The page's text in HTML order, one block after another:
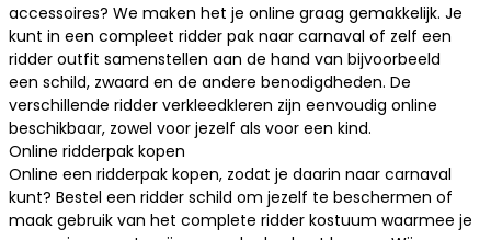
accessoires? We maken het je online graag gemakkelijk. Je
kunt in een compleet ridder pak naar carnaval of zelf een
ridder outfit samenstellen aan de hand van bijvoorbeeld
een schild, zwaard en de andere benodigdheden. De
verschillende ridder verkleedkleren zijn eenvoudig online
beschikbaar, zowel voor jezelf als voor een kind.
Online ridderpak kopen
Online een ridderpak kopen, zodat je daarin naar carnaval
kunt? Bestel een ridder schild om jezelf te beschermen of
maak gebruik van het complete ridder kostuum waarmee je